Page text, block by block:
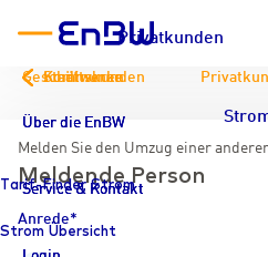
Privatkunden
Tarif-Finder Strom
Strom Übersicht
Geschäftskunden
Über die EnBW
Service & Kontakt
Stadtwerke
Über die EnBW
Service & Kontakt
Kommunen
Über die EnBW
Service & Kontakt
Melden Sie den Umzug einer
Meldende Person
Anrede